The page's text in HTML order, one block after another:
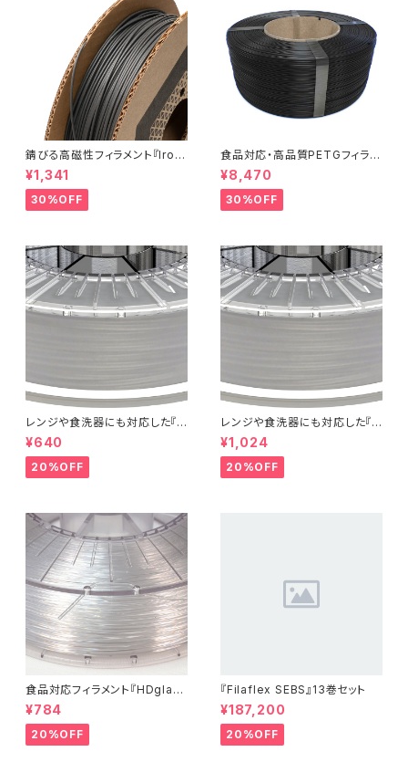
錆びる高磁性フィラメント『Iron
-filled Metal Composite P
LA』：お試しサンプル 10M
¥1,341
30%OFF
食品対応・高品質PETGフィラメ
ント『EasyFil ePETG（Bambu
Coil）』
¥8,470
30%OFF
レンジや食洗器にも対応した『C
entaur PP』：お試しサンプル 5
M
¥640
20%OFF
レンジや食洗器にも対応した『C
entaur PP』：お試しサンプル 1
0M
¥1,024
20%OFF
食品対応フィラメント『HDglas
s』：お試しサンプル 10M
¥784
20%OFF
『Filaflex SEBS』13巻セット
¥187,200
20%OFF